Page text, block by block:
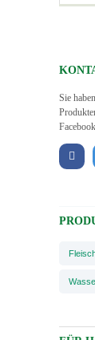
Sie